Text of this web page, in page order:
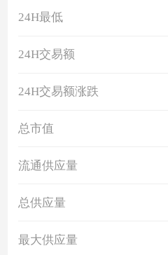
24H最低
24H交易额
24H交易额涨跌
总市值
流通供应量
总供应量
最大供应量